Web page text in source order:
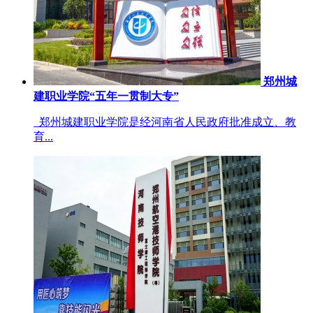
郑州城
建职业学院“五年一贯制大专”
郑州城建职业学院是经河南省人民政府批准成立、教
育...